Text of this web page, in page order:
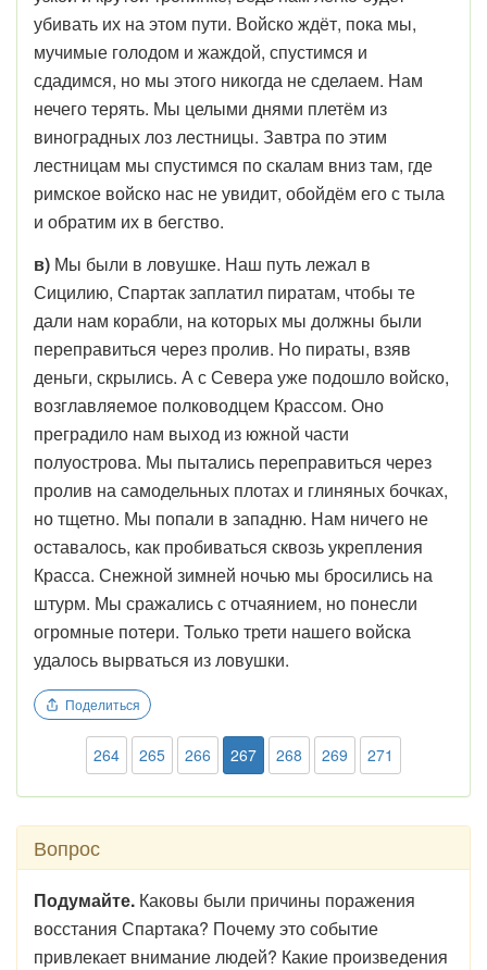
убивать их на этом пути. Войско ждёт, пока мы,
мучимые голодом и жаждой, спустимся и
сдадимся, но мы этого никогда не сделаем. Нам
нечего терять. Мы целыми днями плетём из
виноградных лоз лестницы. Завтра по этим
лестницам мы спустимся по скалам вниз там, где
римское войско нас не увидит, обойдём его с тыла
и обратим их в бегство.
в) Мы были в ловушке. Наш путь лежал в
Сицилию, Спартак заплатил пиратам, чтобы те
дали нам корабли, на которых мы должны были
переправиться через пролив. Но пираты, взяв
деньги, скрылись. А с Севера уже подошло войско,
возглавляемое полководцем Крассом. Оно
преградило нам выход из южной части
полуострова. Мы пытались переправиться через
пролив на самодельных плотах и глиняных бочках,
но тщетно. Мы попали в западню. Нам ничего не
оставалось, как пробиваться сквозь укрепления
Красса. Снежной зимней ночью мы бросились на
штурм. Мы сражались с отчаянием, но понесли
огромные потери. Только трети нашего войска
удалось вырваться из ловушки.
Поделиться
264 265 266 267 268 269 271
Вопрос
Подумайте. Каковы были причины поражения
восстания Спартака? Почему это событие
привлекает внимание людей? Какие произведения